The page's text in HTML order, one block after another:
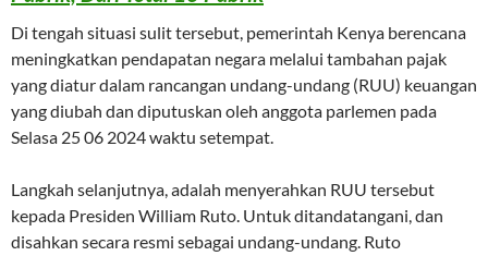
Di tengah situasi sulit tersebut, pemerintah Kenya berencana
meningkatkan pendapatan negara melalui tambahan pajak
yang diatur dalam rancangan undang-undang (RUU) keuangan
yang diubah dan diputuskan oleh anggota parlemen pada
Selasa 25 06 2024 waktu setempat.
Langkah selanjutnya, adalah menyerahkan RUU tersebut
kepada Presiden William Ruto. Untuk ditandatangani, dan
disahkan secara resmi sebagai undang-undang. Ruto